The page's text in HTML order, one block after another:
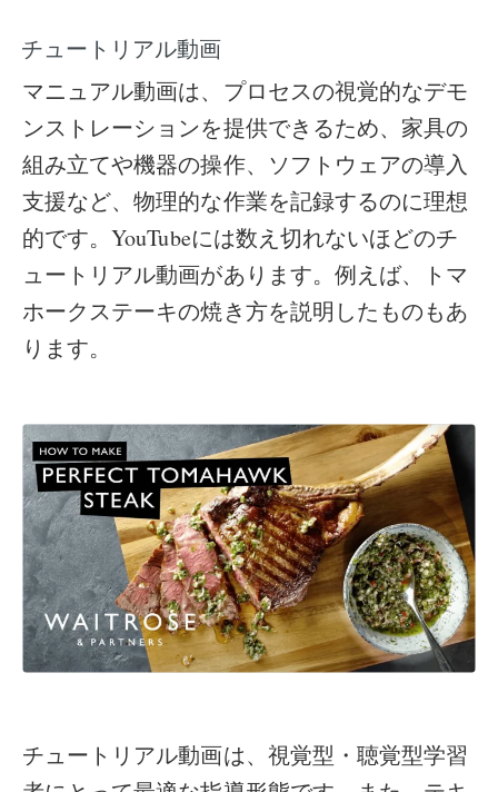
チュートリアル動画
マニュアル動画は、プロセスの視覚的なデモ
ンストレーションを提供できるため、家具の
組み立てや機器の操作、ソフトウェアの導入
支援など、物理的な作業を記録するのに理想
的です。YouTubeには数え切れないほどのチ
ュートリアル動画があります。例えば、トマ
ホークステーキの焼き方を説明したものもあ
ります。
チュートリアル動画は、視覚型・聴覚型学習